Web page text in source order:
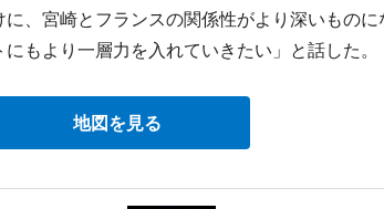
、宮崎とフランスの関係性がより深いもの
もより一層力を入れていきたい」と話した。
地図を見る